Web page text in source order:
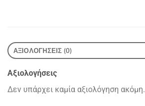
ΑΞΙΟΛΟΓΉΣΕΙΣ (0)
Αξιολογήσεις
Δεν υπάρχει καμία αξιολόγηση ακόμη.